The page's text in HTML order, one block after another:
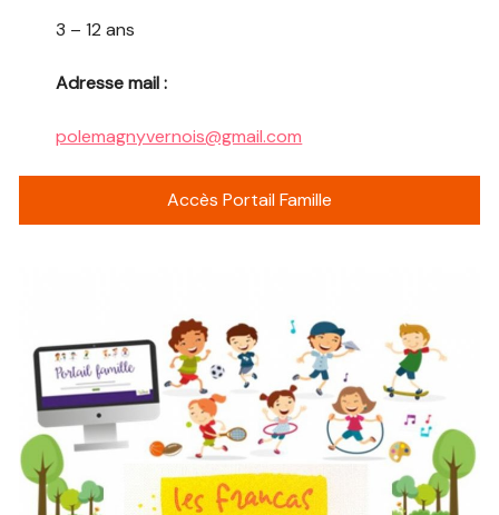
3 – 12 ans
Adresse mail :
polemagnyvernois@gmail.com
Accès Portail Famille